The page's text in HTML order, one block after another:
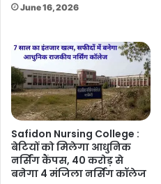
June 16, 2026
Safidon Nursing College :
बेटियों को मिलेगा आधुनिक
नर्सिंग कैंपस, 40 करोड़ से
बनेगा 4 मंजिला नर्सिंग कॉलेज